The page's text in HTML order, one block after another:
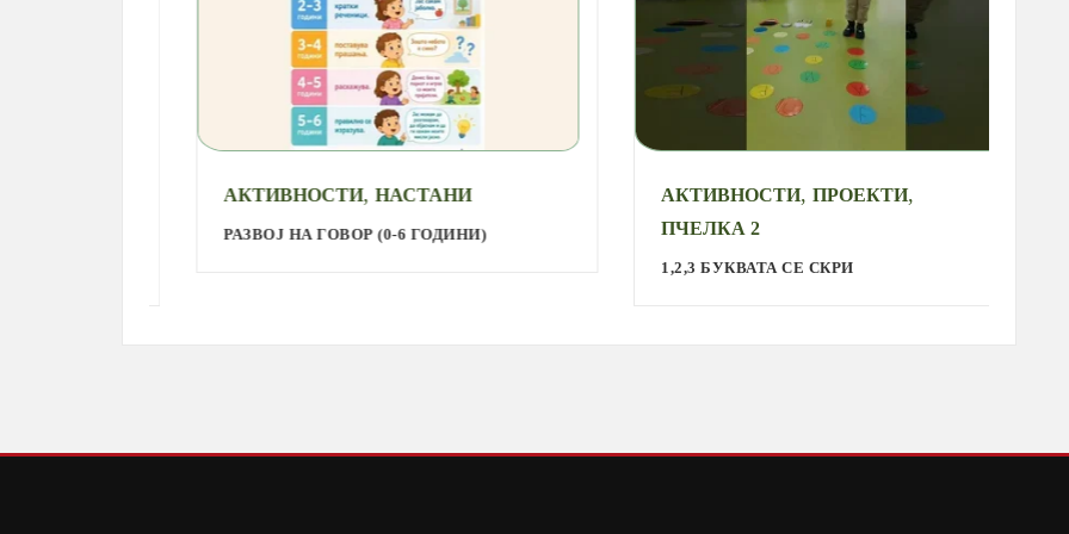
АКТИВНОСТИ,НАСТАНИ
РАЗВОЈ НА ГОВОР (0-6 ГОДИНИ)
АКТИВНОСТИ,ПРОЕКТИ,
ПЧЕЛКА 2
1,2,3 БУКВАТА СЕ СКРИ